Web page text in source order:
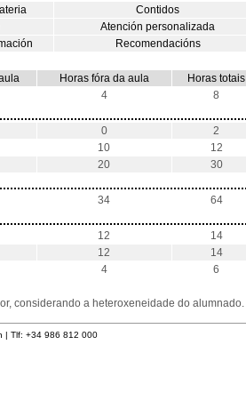
Contidos
Atención personalizada
Recomendacións
Horas fóra da aula
Horas totais
4 8
0
2
10
12
20 30
34 64
12
14
12
14
4 6
considerando a heteroxeneidade do alumnado.
Tlf: +34 986 812 000